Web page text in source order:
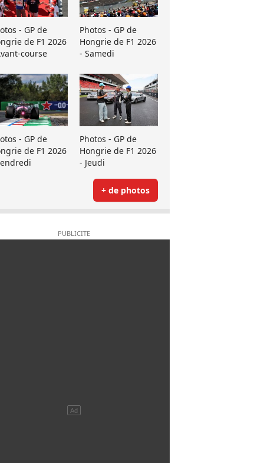
- GP de
de F1 2026
course
Photos - GP de
Hongrie de F1 2026
- Samedi
- GP de
de F1 2026
Photos - GP de
Hongrie de F1 2026
- Jeudi
+ de photos